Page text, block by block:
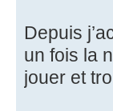
Depuis
un fois la
jouer et